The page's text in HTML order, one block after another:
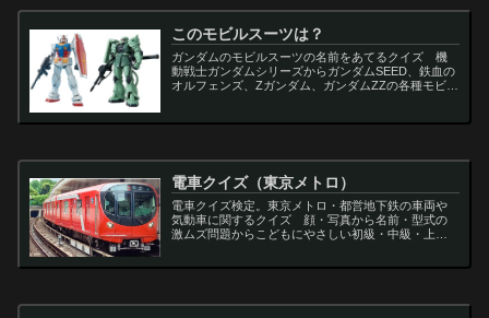
このモビルスーツは？
ガンダムのモビルスーツの名前をあてるクイズ 機
動戦士ガンダムシリーズからガンダムSEED、鉄血の
オルフェンズ、Zガンダム、ガンダムZZの各種モビル
電車クイズ（東京メトロ）
電車クイズ検定。東京メトロ・都営地下鉄の車両や
気動車に関するクイズ 顔・写真から名前・型式の
激ムズ問題からこどもにやさしい初級・中級・上級